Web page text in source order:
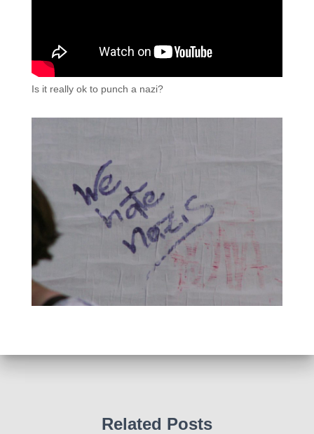
Is it really ok to punch a nazi?
Related Posts